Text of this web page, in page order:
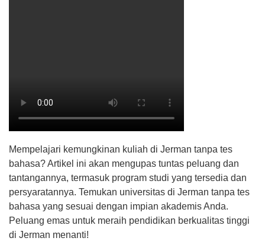
Mempelajari kemungkinan kuliah di Jerman tanpa tes
bahasa? Artikel ini akan mengupas tuntas peluang dan
tantangannya, termasuk program studi yang tersedia dan
persyaratannya. Temukan universitas di Jerman tanpa tes
bahasa yang sesuai dengan impian akademis Anda.
Peluang emas untuk meraih pendidikan berkualitas tinggi
di Jerman menanti!